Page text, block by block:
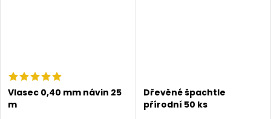
Vlasec 0,40 mm návin 25
m
Dřevěné špachtle
přírodní 50 ks